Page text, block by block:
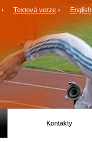
Textová verze English
Kontakty